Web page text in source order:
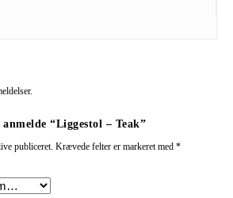
“Liggestol – Teak”
publiceret. Krævede felter er markeret med *